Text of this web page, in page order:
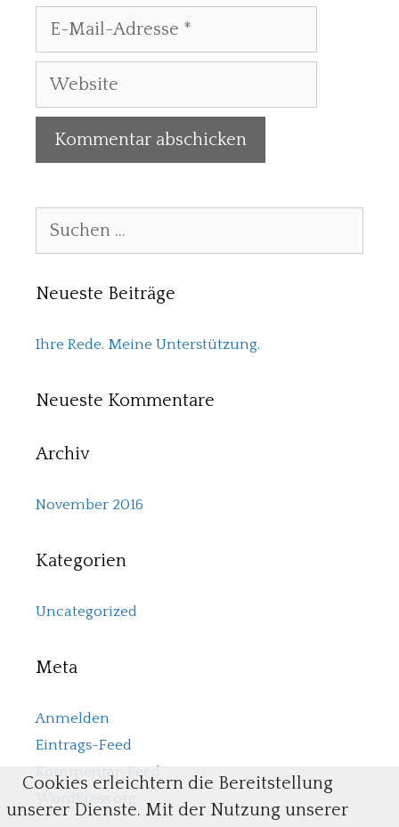
E-
Adresse
Website
nach:
Neueste Beiträge
Ihre Rede. Meine Unterstützung.
Neueste Kommentare
Archiv
November 2016
Kategorien
Uncategorized
Meta
Anmelden
Eintrags-Feed
Kommentar-Feed
Cookies erleichtern die Bereitstellung
unserer Dienste. Mit der Nutzung unserer